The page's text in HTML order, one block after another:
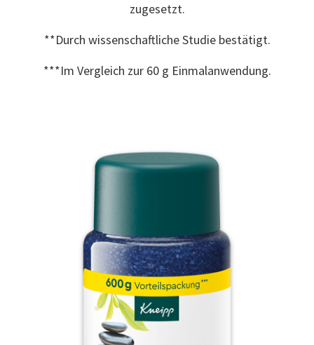
zugesetzt.
**Durch wissenschaftliche Studie bestätigt.
***Im Vergleich zur 60 g Einmalanwendung.